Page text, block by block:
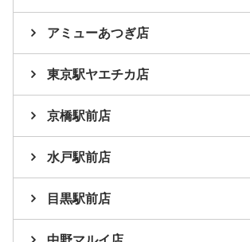
アミューあつぎ店
東京駅ヤエチカ店
京橋駅前店
水戸駅前店
目黒駅前店